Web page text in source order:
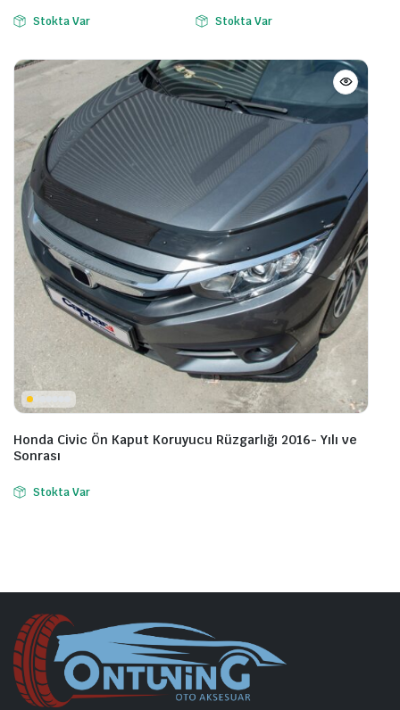
Stokta Var Stokta Var
Honda Civic Ön Kaput Koruyucu Rüzgarlığı 2016- Yılı ve
Sonrası
Stokta Var